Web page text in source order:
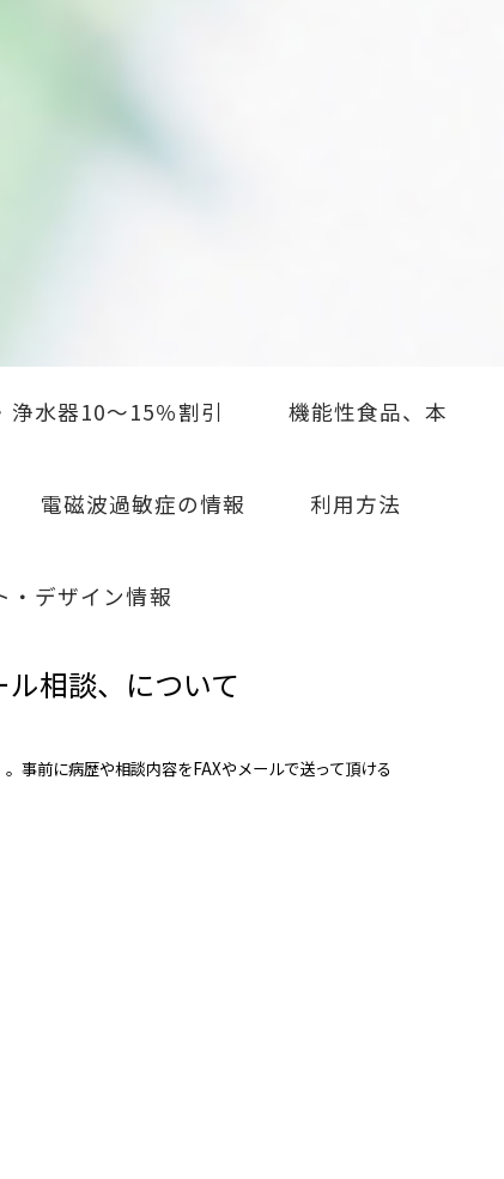
水器10～15％割引 機能性食品、本
電磁波過敏症の情報 利用方法
・デザイン情報
相談、について
事前に病歴や相談内容をFAXやメールで送って頂ける